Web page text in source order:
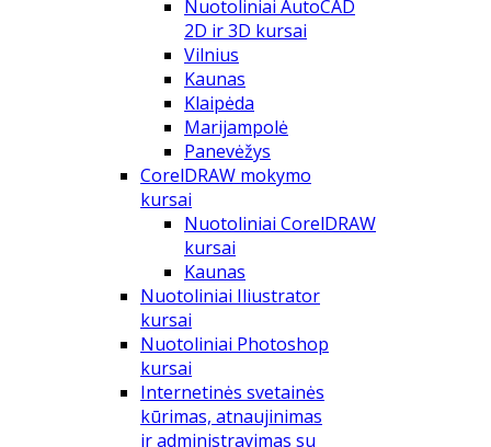
Nuotoliniai AutoCAD
2D ir 3D kursai
Vilnius
Kaunas
Klaipėda
Marijampolė
Panevėžys
CorelDRAW mokymo
kursai
Nuotoliniai CorelDRAW
kursai
Kaunas
Nuotoliniai Iliustrator
kursai
Nuotoliniai Photoshop
kursai
Internetinės svetainės
kūrimas, atnaujinimas
ir administravimas su